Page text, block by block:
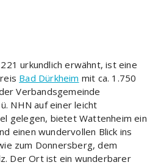
urkundlich erwähnt, ist eine
Bad Dürkheim mit ca. 1.750
Verbandsgemeinde
NHN auf einer leicht
gelegen, bietet Wattenheim ein
einen wundervollen Blick ins
zum Donnersberg, dem
Der Ort ist ein wunderbarer